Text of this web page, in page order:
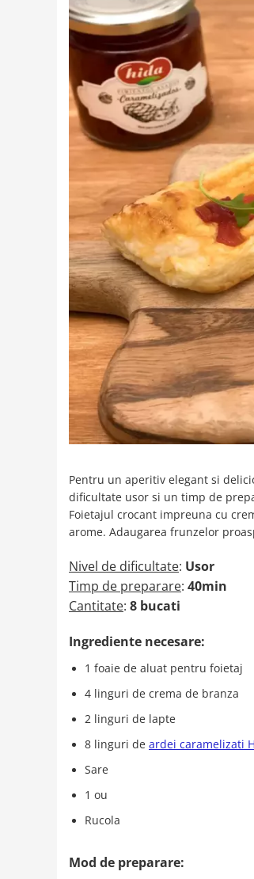
Condimente turcesti
Ghimbir murat la borcan
Pentru un aperitiv elegant si
dificultate usor si un timp de
Foietajul crocant impreuna cu
arome. Adaugarea frunzelor
Nivel de dificultate: Usor
Timp de preparare: 40min
Cantitate: 8 bucati
Ingrediente necesare:
1 foaie de aluat pentru foietaj
4 linguri de crema de branza
2 linguri de lapte
8 linguri de ardei caramelizati
Sare
1 ou
Rucola
Mod de preparare: